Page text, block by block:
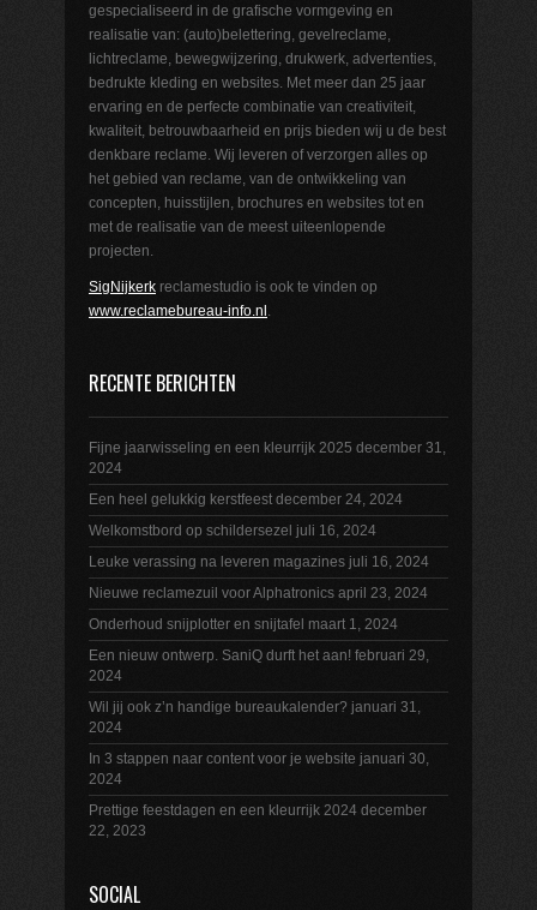
gespecialiseerd in de grafische vormgeving en
realisatie van: (auto)belettering, gevelreclame,
lichtreclame, bewegwijzering, drukwerk, advertenties,
bedrukte kleding en websites. Met meer dan 25 jaar
ervaring en de perfecte combinatie van creativiteit,
kwaliteit, betrouwbaarheid en prijs bieden wij u de best
denkbare reclame. Wij leveren of verzorgen alles op
het gebied van reclame, van de ontwikkeling van
concepten, huisstijlen, brochures en websites tot en
met de realisatie van de meest uiteenlopende
projecten.
SigNijkerk reclamestudio is ook te vinden op
www.reclamebureau-info.nl
RECENTE BERICHTEN
Fijne jaarwisseling en een kleurrijk 2025 december 31,
2024
Een heel gelukkig kerstfeest december 24, 2024
Welkomstbord op schildersezel juli 16, 2024
Leuke verassing na leveren magazines juli 16, 2024
Nieuwe reclamezuil voor Alphatronics april 23, 2024
Onderhoud snijplotter en snijtafel maart 1, 2024
Een nieuw ontwerp. SaniQ durft het aan! februari 29,
2024
Wil jij ook z’n handige bureaukalender? januari 31,
2024
In 3 stappen naar content voor je website januari 30,
2024
Prettige feestdagen en een kleurrijk 2024 december
22, 2023
SOCIAL